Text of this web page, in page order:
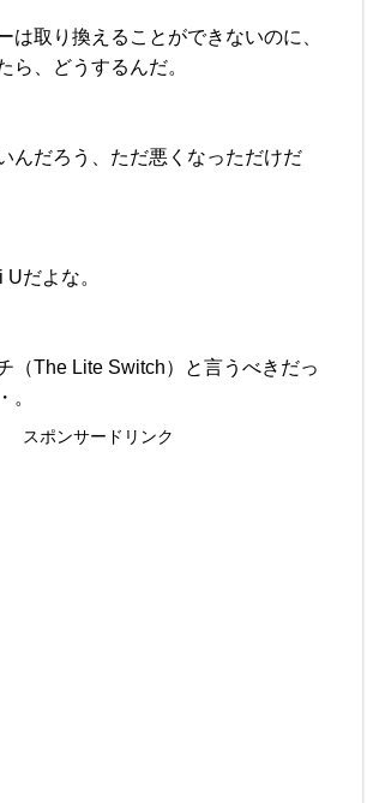
は取り換えることができないのに、
ら、どうするんだ。
んだろう、ただ悪くなっただけだ
Uだよな。
（The Lite Switch）と言うべきだっ
。
スポンサードリンク